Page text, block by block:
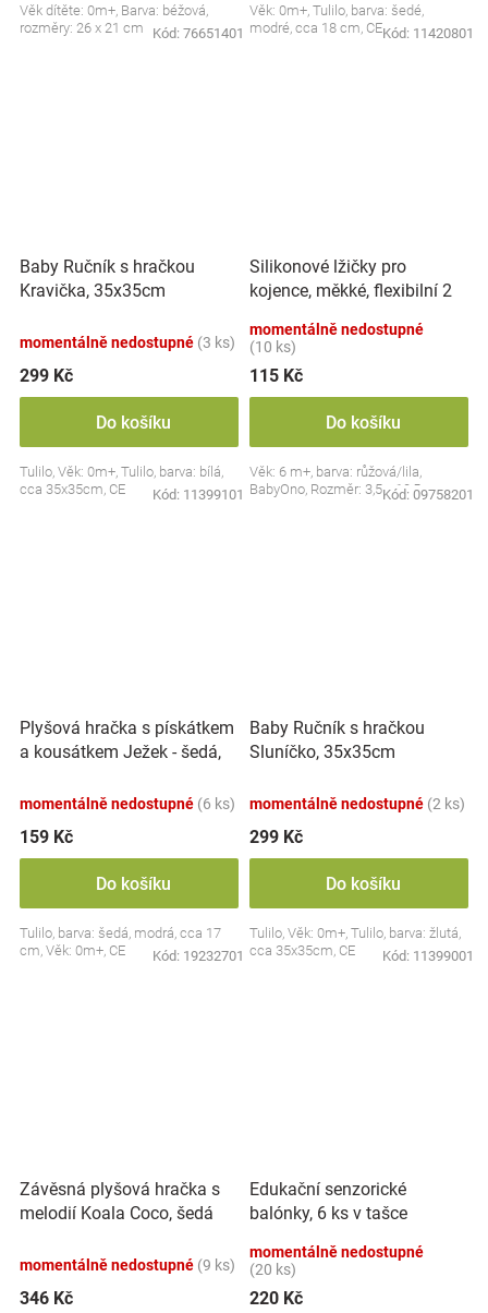
Věk dítěte: 0m+, Barva: béžová,
rozměry: 26 x 21 cm
Kód: 76651401
Věk: 0m+, Tulilo, barva: šedé,
modré, cca 18 cm, CEKód: 11420801
Baby Ručník s hračkou
Kravička, 35x35cm
momentálně nedostupné (3 ks)
299 Kč
Do košíku
Tulilo, Věk: 0m+, Tulilo, barva: bílá,
cca 35x35cm, CE
Kód: 11399101
Silikonové lžičky pro
kojence, měkké, flexibilní 2
momentálně nedostupné
(10 ks)
115 Kč
Do košíku
Věk: 6 m+, barva: růžová/lila,
BabyOno, Rozměr: 3,5 x 10,5 cm
Kód: 09758201
Plyšová hračka s pískátkem
a kousátkem Ježek - šedá,
momentálně nedostupné (6 ks)
159 Kč
Do košíku
Tulilo, barva: šedá, modrá, cca 17
cm, Věk: 0m+, CE
Kód: 19232701
Baby Ručník s hračkou
Sluníčko, 35x35cm
momentálně nedostupné (2 ks)
299 Kč
Do košíku
Tulilo, Věk: 0m+, Tulilo, barva: žlutá,
cca 35x35cm, CE
Kód: 11399001
Závěsná plyšová hračka s
melodií Koala Coco, šedá
momentálně nedostupné (9 ks)
346 Kč
Edukační senzorické
balónky, 6 ks v tašce
momentálně nedostupné
(20 ks)
220 Kč